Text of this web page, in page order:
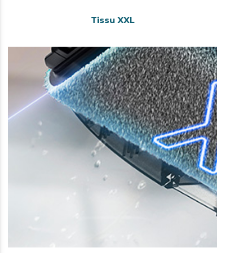
Tissu XXL